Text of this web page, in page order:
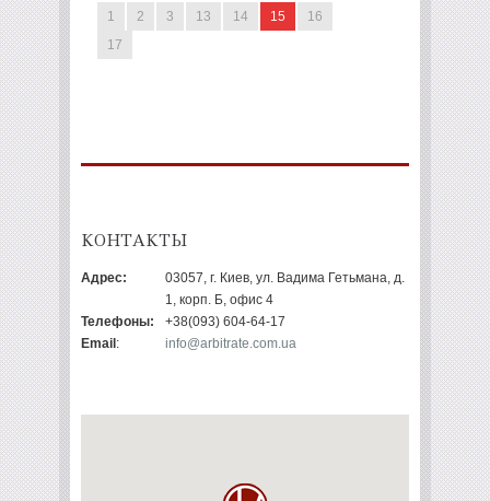
1 2 3 13 14 15
16
17
КОНТАКТЫ
Адрес:
03057, г. Киев, ул. Вадима Гетьмана, д.
1, корп. Б, офис 4
Телефоны:
+38(093) 604-64-17
Email : info@arbitrate.com.ua